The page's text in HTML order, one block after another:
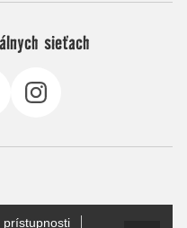
sieťach
prístupnosti